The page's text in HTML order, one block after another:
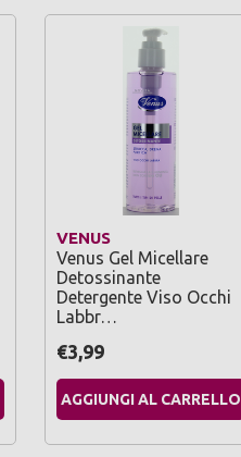
VENUS
Venus Gel Micellare
Detossinante
Detergente Viso Occhi
Labbr…
€3,99
AGGIUNGI AL CARRELLO